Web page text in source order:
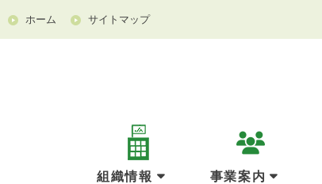
ホーム サイトマップ
組織情報 事業案内